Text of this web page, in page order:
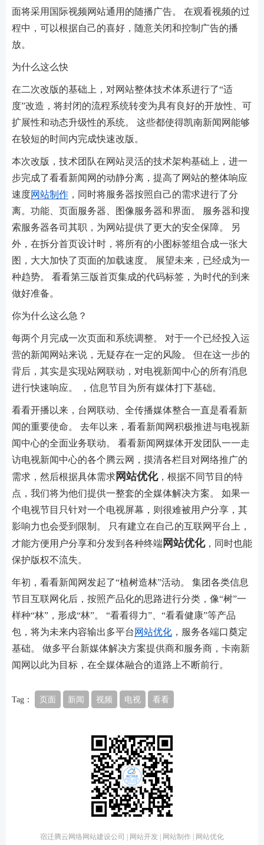
面将采用国际视频网站通用的随播广告。 在观看视频的过
程中，可以根据自己的喜好，随意关闭和控制广告的播
放。
为什么这么快
在二次改版的基础上，对网站整体技术体系进行了“适
度”改造，将封闭的流程系统转变为具有良好的开放性、可
扩展性和动态升级性的系统。 这些都使得凯南新闻网能够
在较短的时间内完成快速改版。
本次改版，技术团队在网站灵活的技术架构基础上，进一
步完成了看看新闻网的动静分离，提高了网站的整体响应
速度网站制作 ，同时将服务器按照自己的需求进行了分
离。功能、页面服务器、图像服务器和界面。 服务器和搜
索服务器各司其职，为网站提供了更大的安全保障。 另
外，在拆分首页设计时，将所有的小图标签组合成一张大
图，大大加快了页面的加载速度。 展望未来，已经成为一
种趋势。 看看第三版首页集成的代码标签，为时代的到来
做好准备。
你为什么这么急？
每两个月完成一次页面和系统调整。 对于一个已经投入运
营的新闻网站来说，无疑存在一定的风险。 但在这一步的
背后，其实是实现站网联动，对电视新闻中心的所有消息
进行快速响应。 ，信息节目为所有媒体打下基础。
看看开播以来，台网联动、全传播媒体整合一直是看看新
闻的重要使命。 去年以来，看看新闻网积极推进与电视新
闻中心的全面业务联动。 看看新闻网媒体开发团队一一走
访电视新闻中心的各个腾云网，摸清各栏目对网络推广的
需求，然后根据具体需求网站优化，根据不同节目的特
点，我们将为他们提供一整套的全媒体解决方案。 如果一
个电视节目只针对一个电视屏幕，则很难被用户分享，其
影响力也会受到限制。 只有建立在自己的互联网平台上，
才能方便用户分享和分发到各种终端网站优化，同时也能
保护版权不流失。
年初，看看新闻网发起了“植树造林”活动。 集团各类信息
节目互联网化后，按照产品化的思路进行分类，像“树”一
样种“林”，形成“林”。 “看看得力”、“看看健康”等产品
包，将为未来内容输出多平台 网站优化 ，服务各端口奠定
基础。 做多平台新媒体解决方案提供商和服务商，卡南新
闻网以此为目标，在全媒体融合的道路上不断前行。
Tag： 页面 新闻 视频 电视 看看
宿迁腾云网络网站建设公司 | 网站开发 | 网站制作 | 网站优化